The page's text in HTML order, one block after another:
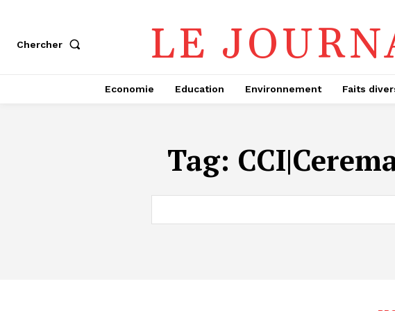
Chercher LE
Economie Education Environnement Faits
Tag: